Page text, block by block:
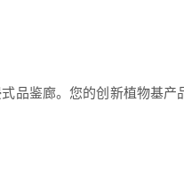
品鉴廊。您的创新植物基